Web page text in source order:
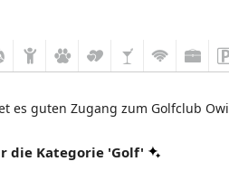
es guten Zugang zum Golfclub
die Kategorie 'Golf'